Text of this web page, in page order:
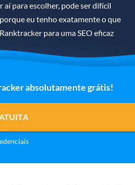
para escolher, pode ser difícil
eu tenho exatamente o que
para uma SEO eficaz
absolutamente grátis!